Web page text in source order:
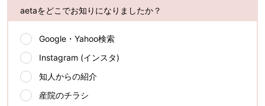
aetaをどこでお知りになりましたか？
Google・Yahoo検索
Instagram (インスタ)
知人からの紹介
産院のチラシ